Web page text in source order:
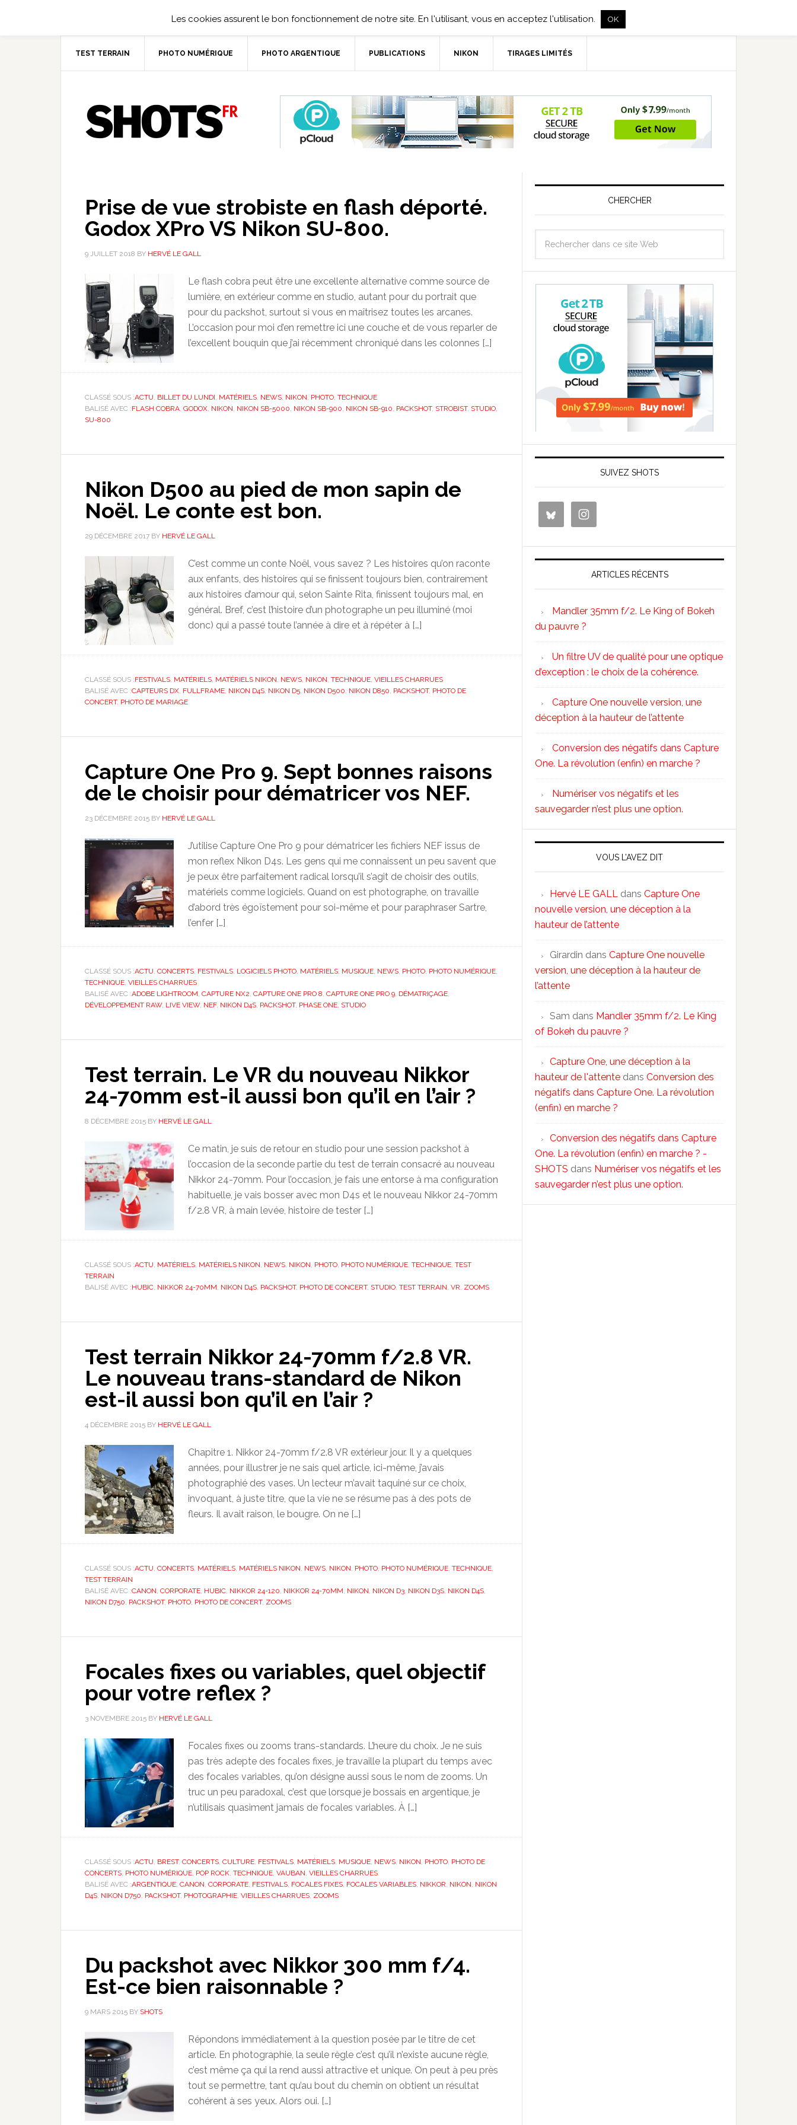
TEST TERRAIN PHOTO NUMÉRIQUE PHOTO ARGENTIQUE PUBLICATIONS NIKON TIRAGES LIMITÉS
Prise de vue strobiste en flash déporté.
Godox XPro VS Nikon SU-800.
9 JUILLET 2018 BY HERVÉ LE GALL
Le flash cobra peut être une excellente alternative comme source de
lumière, en extérieur comme en studio, autant pour du portrait que
pour du packshot, surtout si vous en maîtrisez toutes les arcanes.
L’occasion pour moi d’en remettre ici une couche et de vous reparler de
l’excellent bouquin que j’ai récemment chroniqué dans les colonnes […]
CLASSÉ SOUS :ACTU, BILLET DU LUNDI, MATÉRIELS, NEWS, NIKON, PHOTO, TECHNIQUE
BALISÉ AVEC :FLASH COBRA, GODOX, NIKON, NIKON SB-5000, NIKON SB-900, NIKON SB-910, PACKSHOT, STROBIST, STUDIO,
SU-800
Nikon D500 au pied de mon sapin de
Noël. Le conte est bon.
29 DÉCEMBRE 2017 BY HERVÉ LE GALL
C’est comme un conte Noël, vous savez ? Les histoires qu’on raconte
aux enfants, des histoires qui se finissent toujours bien, contrairement
aux histoires d’amour qui, selon Sainte Rita, finissent toujours mal, en
général. Bref, c’est l’histoire d’un photographe un peu illuminé (moi
donc) qui a passé toute l’année à dire et à répéter à […]
CLASSÉ SOUS :FESTIVALS, MATÉRIELS, MATÉRIELS NIKON, NEWS, NIKON, TECHNIQUE, VIEILLES CHARRUES
BALISÉ AVEC :CAPTEURS DX, FULLFRAME, NIKON D4S, NIKON D5, NIKON D500, NIKON D850, PACKSHOT, PHOTO DE
CONCERT, PHOTO DE MARIAGE
Capture One Pro 9. Sept bonnes raisons
de le choisir pour dématricer vos NEF.
23 DÉCEMBRE 2015 BY HERVÉ LE GALL
J’utilise Capture One Pro 9 pour dématricer les fichiers NEF issus de
mon reflex Nikon D4s. Les gens qui me connaissent un peu savent que
je peux être parfaitement radical lorsqu’il s’agit de choisir des outils,
matériels comme logiciels. Quand on est photographe, on travaille
d’abord très égoïstement pour soi-même et pour paraphraser Sartre,
l’enfer […]
CLASSÉ SOUS :ACTU, CONCERTS, FESTIVALS, LOGICIELS PHOTO, MATÉRIELS, MUSIQUE, NEWS, PHOTO, PHOTO NUMÉRIQUE,
TECHNIQUE, VIEILLES CHARRUES
BALISÉ AVEC :ADOBE LIGHTROOM, CAPTURE NX2, CAPTURE ONE PRO 8, CAPTURE ONE PRO 9, DÉMATRIÇAGE,
DÉVELOPPEMENT RAW, LIVE VIEW, NEF, NIKON D4S, PACKSHOT, PHASE ONE, STUDIO
Test terrain. Le VR du nouveau Nikkor
24-70mm est-il aussi bon qu’il en l’air ?
8 DÉCEMBRE 2015 BY HERVÉ LE GALL
Ce matin, je suis de retour en studio pour une session packshot à
l’occasion de la seconde partie du test de terrain consacré au nouveau
Nikkor 24-70mm. Pour l’occasion, je fais une entorse à ma configuration
habituelle, je vais bosser avec mon D4s et le nouveau Nikkor 24-70mm
f/2.8 VR, à main levée, histoire de tester […]
CLASSÉ SOUS :ACTU, MATÉRIELS, MATÉRIELS NIKON, NEWS, NIKON, PHOTO, PHOTO NUMÉRIQUE, TECHNIQUE, TEST
TERRAIN
BALISÉ AVEC :HUBIC, NIKKOR 24-70MM, NIKON D4S, PACKSHOT, PHOTO DE CONCERT, STUDIO, TEST TERRAIN, VR, ZOOMS
Test terrain Nikkor 24-70mm f/2.8 VR.
Le nouveau trans-standard de Nikon
est-il aussi bon qu’il en l’air ?
4 DÉCEMBRE 2015 BY HERVÉ LE GALL
Chapitre 1. Nikkor 24-70mm f/2.8 VR extérieur jour. Il y a quelques
années, pour illustrer je ne sais quel article, ici-même, j’avais
photographié des vases. Un lecteur m’avait taquiné sur ce choix,
invoquant, à juste titre, que la vie ne se résume pas à des pots de
fleurs. Il avait raison, le bougre. On ne […]
CLASSÉ SOUS :ACTU, CONCERTS, MATÉRIELS, MATÉRIELS NIKON, NEWS, NIKON, PHOTO, PHOTO NUMÉRIQUE, TECHNIQUE,
TEST TERRAIN
BALISÉ AVEC :CANON, CORPORATE, HUBIC, NIKKOR 24-120, NIKKOR 24-70MM, NIKON, NIKON D3, NIKON D3S, NIKON D4S,
NIKON D750, PACKSHOT, PHOTO, PHOTO DE CONCERT, ZOOMS
Focales fixes ou variables, quel objectif
pour votre reflex ?
3 NOVEMBRE 2015 BY HERVÉ LE GALL
Focales fixes ou zooms trans-standards. L’heure du choix. Je ne suis
pas très adepte des focales fixes, je travaille la plupart du temps avec
des focales variables, qu’on désigne aussi sous le nom de zooms. Un
truc un peu paradoxal, c’est que lorsque je bossais en argentique, je
n’utilisais quasiment jamais de focales variables. À […]
CLASSÉ SOUS :ACTU, BREST, CONCERTS, CULTURE, FESTIVALS, MATÉRIELS, MUSIQUE, NEWS, NIKON, PHOTO, PHOTO DE
CONCERTS, PHOTO NUMÉRIQUE, POP ROCK, TECHNIQUE, VAUBAN, VIEILLES CHARRUES
BALISÉ AVEC :ARGENTIQUE, CANON, CORPORATE, FESTIVALS, FOCALES FIXES, FOCALES VARIABLES, NIKKOR, NIKON, NIKON
D4S, NIKON D750, PACKSHOT, PHOTOGRAPHIE, VIEILLES CHARRUES, ZOOMS
Du packshot avec Nikkor 300 mm f/4.
Est-ce bien raisonnable ?
9 MARS 2015 BY SHOTS
Répondons immédiatement à la question posée par le titre de cet
article. En photographie, la seule règle c’est qu’il n’existe aucune règle,
c’est même ça qui la rend aussi attractive et unique. On peut à peu près
tout se permettre, tant qu’au bout du chemin on obtient un résultat
cohérent à ses yeux. Alors oui. […]
CHERCHER
SUIVEZ SHOTS
ARTICLES RÉCENTS
Mandler 35mm f/2. Le King of Bokeh
du pauvre ?
Un filtre UV de qualité pour une optique
d’exception : le choix de la cohérence.
Capture One nouvelle version, une
déception à la hauteur de l’attente
Conversion des négatifs dans Capture
One. La révolution (enfin) en marche ?
Numériser vos négatifs et les
sauvegarder n’est plus une option.
VOUS L’AVEZ DIT
Hervé LE GALL dans Capture One
nouvelle version, une déception à la
hauteur de l’attente
Girardin dans Capture One nouvelle
version, une déception à la hauteur de
l’attente
Sam dans Mandler 35mm f/2. Le King
of Bokeh du pauvre ?
Capture One, une déception à la
hauteur de l'attente dans Conversion des
négatifs dans Capture One. La révolution
(enfin) en marche ?
Conversion des négatifs dans Capture
One. La révolution (enfin) en marche ? -
SHOTS dans Numériser vos négatifs et les
sauvegarder n’est plus une option.
Les cookies assurent le bon fonctionnement de notre site. En l'utilisant, vous en acceptez l'utilisation. OK